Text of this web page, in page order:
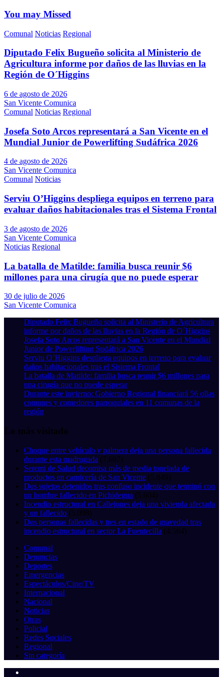
You may Missed
Comunal Noticias Regional
Diputado Felix Bugueño solicita al Ministerio de
Agricultura informe por daños de las lluvias en la
Región de O´Higgins
6 de agosto de 2026
San Vicente Comunica
Comunal Noticias Regional
Josefa Soto Arcos representará a San Vicente en el
Mundial Junior de Powerlifting Sudáfrica 2026
4 de agosto de 2026
San Vicente Comunica
Comunal Noticias
Serviu O’Higgins despliega equipos en terreno para
evaluar daños habitacionales tras el Sistema Frontal
3 de agosto de 2026
San Vicente Comunica
Noticias Regional
La batalla de Matilde: familia busca reunir $6
millones para una cirugía que no puede esperar
30 de julio de 2026
San Vicente Comunica
Diputado Felix Bugueño solicita al Ministerio de Agricultura
informe por daños de las lluvias en la Región de O´Higgins
Josefa Soto Arcos representará a San Vicente en el Mundial
Junior de Powerlifting Sudáfrica 2026
Serviu O’Higgins despliega equipos en terreno para evaluar
daños habitacionales tras el Sistema Frontal
La batalla de Matilde: familia busca reunir $6 millones para
una cirugía que no puede esperar
Durante este invierno: Gobierno Regional financiará 56 ollas
comunes y comedores parroquiales en 11 comunas de la
región
Lo más visitado
Choque entre vehículo y palmera deja una persona fallecida
durante esta madrugada (7.697)
Seremi de Salud decomisa más de media tonelada de
productos en carnicería de San Vicente (5.849)
Dos sujetos detenidos tras confuso incidente que terminó con
un hombre fallecido en Pichidegua (5.604)
Incendio estructural en Callejones deja una vivienda afectada
y un fallecido (5.098)
Dos personas fallecidas y tres en estado de gravedad tras
incendio estructural en sector La Fuentecilla (4.564)
Comunal
Denuncias
Deportes
Emergencias
Espectáculos/Cine/TV
Internacional
Nacional
Noticias
Otras
Policial
Redes Sociales
Regional
Sin categoría